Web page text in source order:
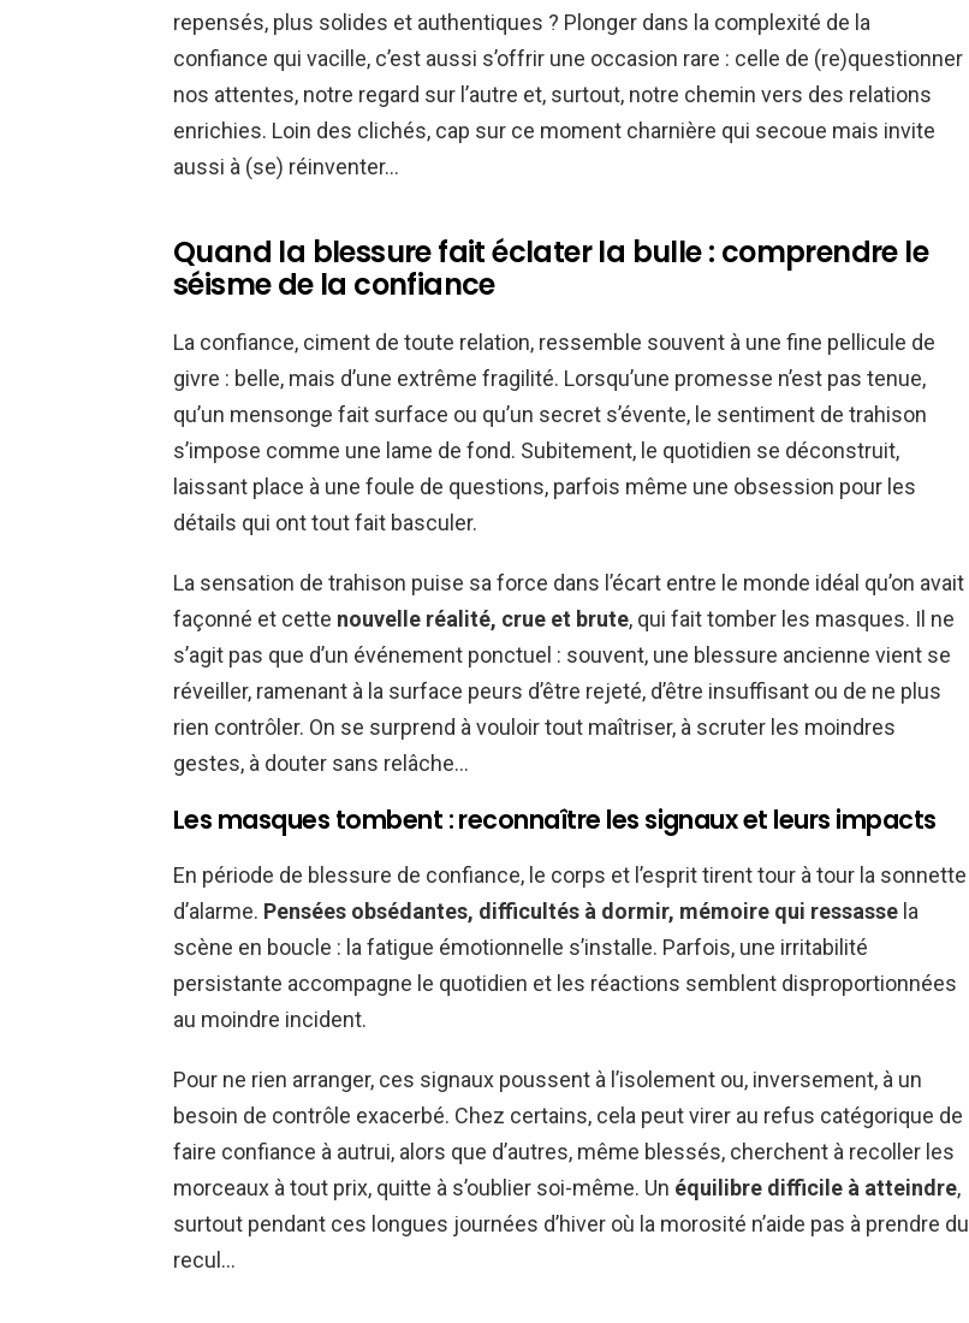
repensés, plus solides et authentiques ? Plonger dans la complexité de la
confiance qui vacille, c’est aussi s’offrir une occasion rare : celle de (re)questionner
nos attentes, notre regard sur l’autre et, surtout, notre chemin vers des relations
enrichies. Loin des clichés, cap sur ce moment charnière qui secoue mais invite
aussi à (se) réinventer…
Quand la blessure fait éclater la bulle : comprendre le
séisme de la confiance
La confiance, ciment de toute relation, ressemble souvent à une fine pellicule de
givre : belle, mais d’une extrême fragilité. Lorsqu’une promesse n’est pas tenue,
qu’un mensonge fait surface ou qu’un secret s’évente, le sentiment de trahison
s’impose comme une lame de fond. Subitement, le quotidien se déconstruit,
laissant place à une foule de questions, parfois même une obsession pour les
détails qui ont tout fait basculer.
La sensation de trahison puise sa force dans l’écart entre le monde idéal qu’on avait
façonné et cette nouvelle réalité, crue et brute, qui fait tomber les masques. Il ne
s’agit pas que d’un événement ponctuel : souvent, une blessure ancienne vient se
réveiller, ramenant à la surface peurs d’être rejeté, d’être insuffisant ou de ne plus
rien contrôler. On se surprend à vouloir tout maîtriser, à scruter les moindres
gestes, à douter sans relâche…
Les masques tombent : reconnaître les signaux et leurs impacts
En période de blessure de confiance, le corps et l’esprit tirent tour à tour la sonnette
d’alarme. Pensées obsédantes, difficultés à dormir, mémoire qui ressasse la
scène en boucle : la fatigue émotionnelle s’installe. Parfois, une irritabilité
persistante accompagne le quotidien et les réactions semblent disproportionnées
au moindre incident.
Pour ne rien arranger, ces signaux poussent à l’isolement ou, inversement, à un
besoin de contrôle exacerbé. Chez certains, cela peut virer au refus catégorique de
faire confiance à autrui, alors que d’autres, même blessés, cherchent à recoller les
morceaux à tout prix, quitte à s’oublier soi-même. Un équilibre difficile à atteindre,
surtout pendant ces longues journées d’hiver où la morosité n’aide pas à prendre du
recul…